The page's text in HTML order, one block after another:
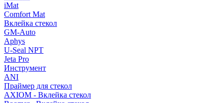
iMat
Comfort Mat
Вклейка стекол
GM-Auto
Aphys
U-Seal NPT
Jeta Pro
Инструмент
ANI
Праймер для стекол
AXIOM - Вклейка стекол